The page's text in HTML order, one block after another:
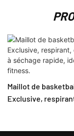
Maillot de
Exclusive,